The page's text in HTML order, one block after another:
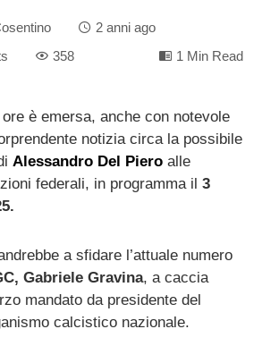
2 anni ago
358 1 Min Read
è emersa, anche con notevole
notizia circa la possibile
Alessandro Del Piero alle
federali, in programma il 3
a sfidare l’attuale numero
Gabriele Gravina, a caccia
mandato da presidente del
calcistico nazionale.